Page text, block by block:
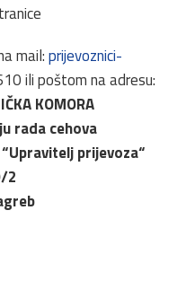
mail:prijevoznici-
ili poštom na adresu:
KOMORA
rada cehova
prijevoza“
2